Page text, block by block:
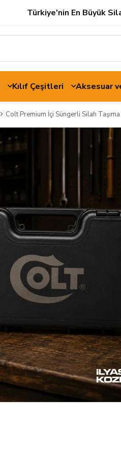
Türkiye'nin En Büyük
Kılıf Çeşitleri Aksesuar
Colt Premium İçi Süngerli Silah Taşıma